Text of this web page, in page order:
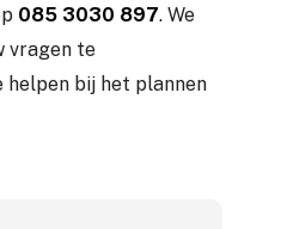
085 3030 897. We
vragen te
helpen bij het plannen